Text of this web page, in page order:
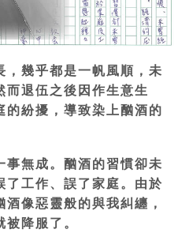
，幾乎都是一帆風順，未
而退伍之後因作生意生
的紛擾，導致染上酗酒的
事無成。酗酒的習慣卻未
了工作、誤了家庭。由於
像惡靈般的與我糾纏，
降服了。